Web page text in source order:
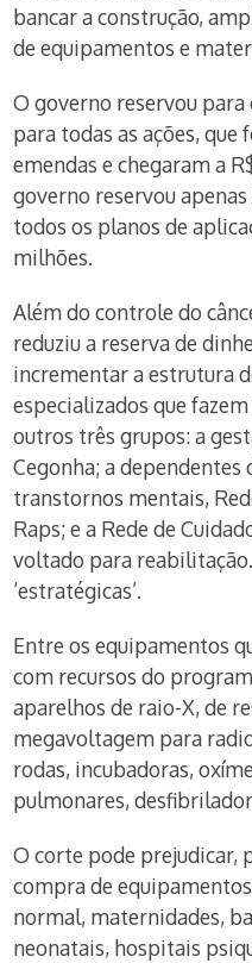
bancar a construção,
de equipamentos e
O governo reservou
para todas as ações,
emendas e chegaram a
governo reservou
todos os planos de
milhões.
Além do controle do
reduziu a reserva de
incrementar a estrutura
especializados que
outros três grupos: a
Cegonha; a
transtornos mentais,
Raps; e a Rede de
voltado para
‘estratégicas’.
Entre os equipamentos
com recursos do
aparelhos de raio-X, de
megavoltagem para
rodas, incubadoras,
pulmonares,
O corte pode prejudicar,
compra de
normal, maternidades,
neonatais, hospitais